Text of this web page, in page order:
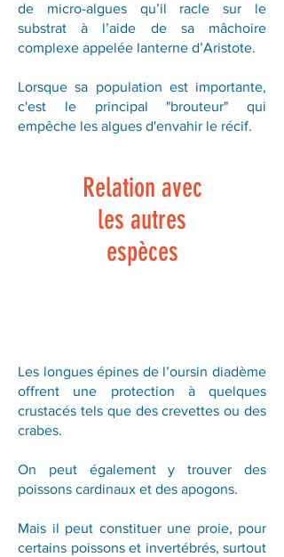
de micro-algues qu’il racle sur le
substrat à l’aide de sa mâchoire
complexe appelée lanterne d’Aristote.
Lorsque sa population est importante,
c'est le principal "brouteur" qui
empêche les algues d'envahir le récif.
Relation avec
les autres
espèces
Les longues épines de l’oursin diadème
offrent une protection à quelques
crustacés tels que des crevettes ou des
crabes.
On peut également y trouver des
poissons cardinaux et des apogons.
Mais il peut constituer une proie, pour
certains poissons et invertébrés, surtout